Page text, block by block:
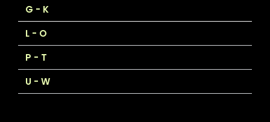
G - K
L - O
P - T
U - W